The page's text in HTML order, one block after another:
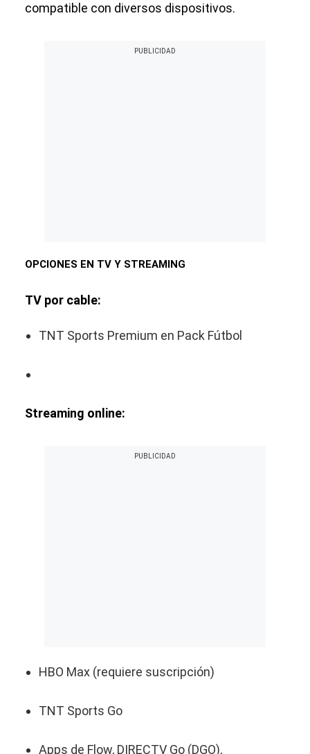
compatible con diversos dispositivos.
OPCIONES EN TV Y STREAMING
TV por cable:
TNT Sports Premium en Pack Fútbol
Streaming online:
HBO Max (requiere suscripción)
TNT Sports Go
Apps de Flow, DIRECTV Go (DGO),